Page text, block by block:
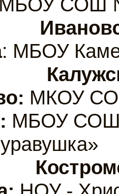
: МБОУ
МКОУ
МБОУ